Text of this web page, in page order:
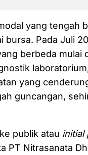
yang tengah
bursa. Pada Juli
berbeda mulai
yang
guncangan,
publik atau initial
PT Nitrasanata